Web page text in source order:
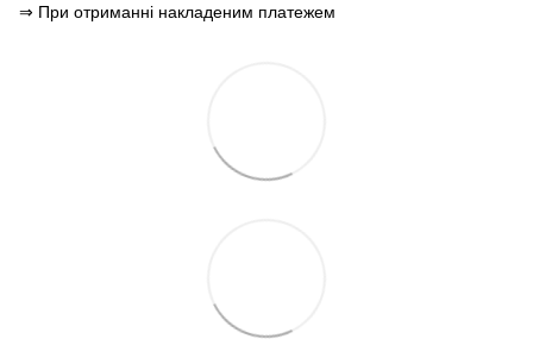
⇒ При отриманні накладеним платежем